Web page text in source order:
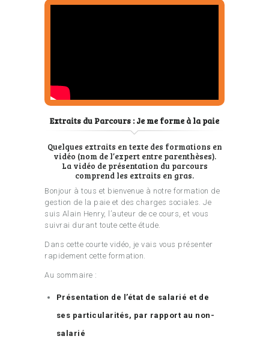
Extraits du Parcours : Je me forme à la paie
Quelques extraits en texte des formations en
vidéo (nom de l’expert entre parenthèses).
La vidéo de présentation du parcours
comprend les extraits en gras.
Bonjour à tous et bienvenue à notre formation de
gestion de la paie et des charges sociales. Je
suis Alain Henry, l’auteur de ce cours, et vous
suivrai durant toute cette étude.
Dans cette courte vidéo, je vais vous présenter
rapidement cette formation.
Au sommaire :
Présentation de l’état de salarié et de
ses particularités, par rapport au non-
salarié